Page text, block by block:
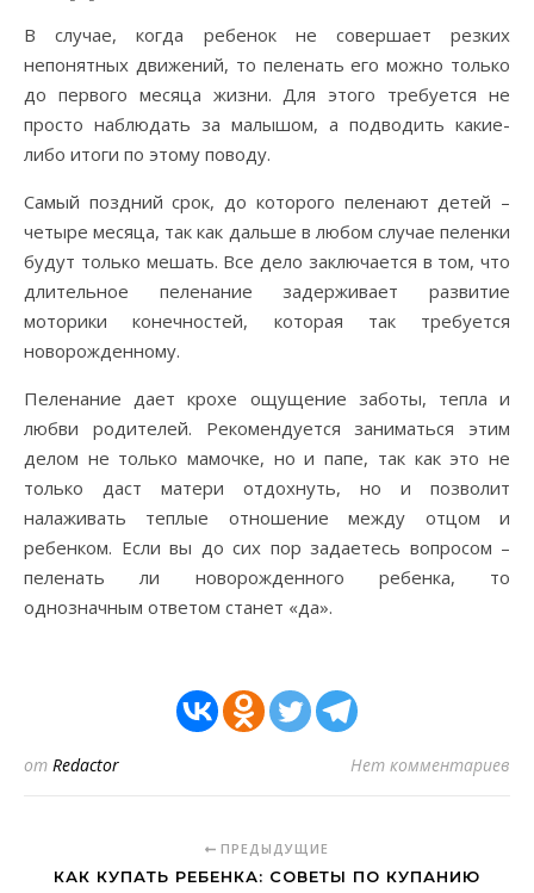
В случае, когда ребенок не совершает резких
непонятных движений, то пеленать его можно только
до первого месяца жизни. Для этого требуется не
просто наблюдать за малышом, а подводить какие-
либо итоги по этому поводу.
Самый поздний срок, до которого пеленают детей –
четыре месяца, так как дальше в любом случае пеленки
будут только мешать. Все дело заключается в том, что
длительное пеленание задерживает развитие
моторики конечностей, которая так требуется
новорожденному.
Пеленание дает крохе ощущение заботы, тепла и
любви родителей. Рекомендуется заниматься этим
делом не только мамочке, но и папе, так как это не
только даст матери отдохнуть, но и позволит
налаживать теплые отношение между отцом и
ребенком. Если вы до сих пор задаетесь вопросом –
пеленать ли новорожденного ребенка, то
однозначным ответом станет «да».
от Redactor Нет комментариев
ПРЕДЫДУЩИЕ
КАК КУПАТЬ РЕБЕНКА: СОВЕТЫ ПО КУПАНИЮ